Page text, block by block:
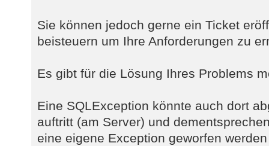
Sie können jedoch gerne ein Ticket
beisteuern um Ihre Anforderungen zu
Es gibt für die Lösung Ihres Problems
Eine SQLException könnte auch dort
auftritt (am Server) und
eine eigene Exception geworfen